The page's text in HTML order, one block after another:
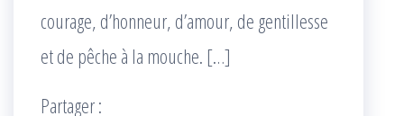
courage, d’honneur, d’amour, de gentillesse
et de pêche à la mouche. […]
Partager :